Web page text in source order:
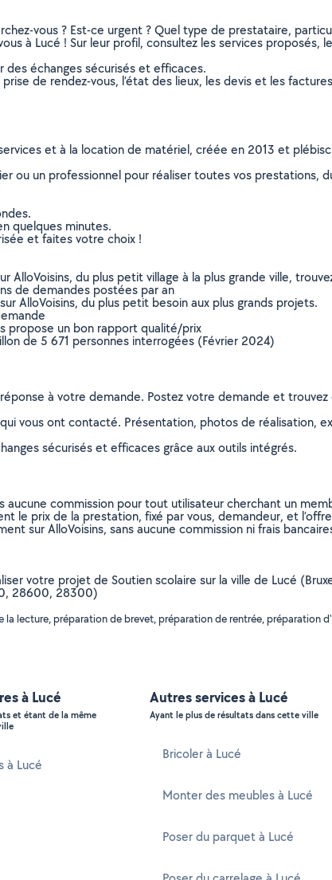
vous ? Est-ce urgent ? Quel type de prestataire,
à Lucé ! Sur leur profil, consultez les services proposés,
des échanges sécurisés et efficaces.
de rendez-vous, l’état des lieux, les devis et les
et à la location de matériel, créée en 2013 et
ou un professionnel pour réaliser toutes vos prestations,
quelques minutes.
et faites votre choix !
du plus petit village à la plus grande ville,
de demandes postées par an
AlloVoisins, du plus petit besoin aux plus grands projets.
propose un bon rapport qualité/prix
de 5 671 personnes interrogées (Février 2024)
à votre demande. Postez votre demande et
vous ont contacté. Présentation, photos de réalisation,
sécurisés et efficaces grâce aux outils intégrés.
commission pour tout utilisateur cherchant un
le prix de la prestation, fixé par vous, demandeur, et
sur AlloVoisins, sans aucune commission ni frais
votre projet de Soutien scolaire sur la ville de Lucé
28600, 28300)
lecture, préparation de brevet, préparation de rentrée, préparation
à Lucé
et étant de la même
à Lucé
Autres services à Lucé
Ayant le plus de résultats dans cette ville
Bricoler à Lucé
Monter des meubles à Lucé
Poser du parquet à Lucé